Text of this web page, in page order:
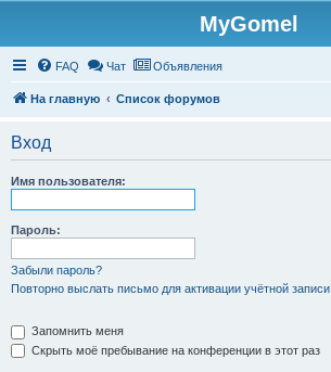
MyGomel
FAQ Чат Объявления
На главную Список форумов
Вход
Имя пользователя:
Пароль:
Забыли пароль?
Повторно выслать письмо для активации учётной записи
Запомнить меня
Скрыть моё пребывание на конференции в этот раз